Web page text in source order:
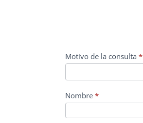
CONTACTO
PRINCIPAL
Motivo de la consulta*
Nombre*